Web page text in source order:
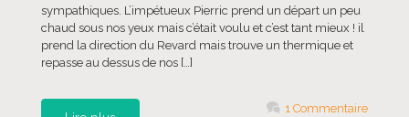
sympathiques. L’impétueux Pierric prend un départ un peu
chaud sous nos yeux mais c’était voulu et c’est tant mieux ! il
prend la direction du Revard mais trouve un thermique et
repasse au dessus de nos […]
1 Commentaire